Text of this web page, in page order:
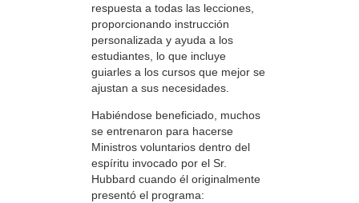
respuesta a todas las lecciones,
proporcionando instrucción
personalizada y ayuda a los
estudiantes, lo que incluye
guiarles a los cursos que mejor se
ajustan a sus necesidades.
Habiéndose beneficiado, muchos
se entrenaron para hacerse
Ministros voluntarios dentro del
espíritu invocado por el Sr.
Hubbard cuando él originalmente
presentó el programa: